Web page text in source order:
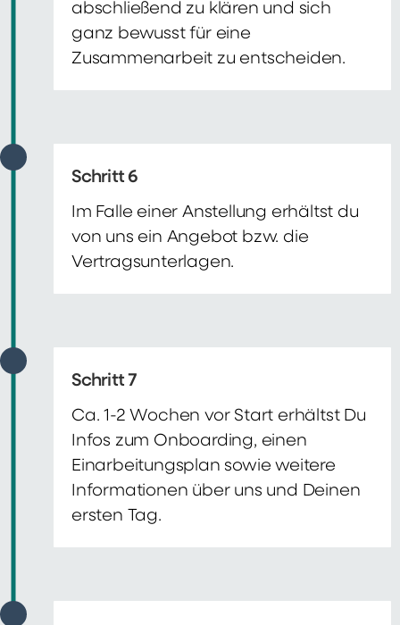
abschließend zu klären und sich
ganz bewusst für eine
Zusammenarbeit zu entscheiden.
Schritt 6
Im Falle einer Anstellung erhältst du
von uns ein Angebot bzw. die
Vertragsunterlagen.
Schritt 7
Ca. 1-2 Wochen vor Start erhältst Du
Infos zum Onboarding, einen
Einarbeitungsplan sowie weitere
Informationen über uns und Deinen
ersten Tag.